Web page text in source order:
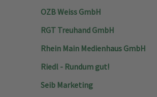
OZB Weiss GmbH
RGT Treuhand GmbH
Rhein Main Medienhaus GmbH
Riedl - Rundum gut!
Seib Marketing